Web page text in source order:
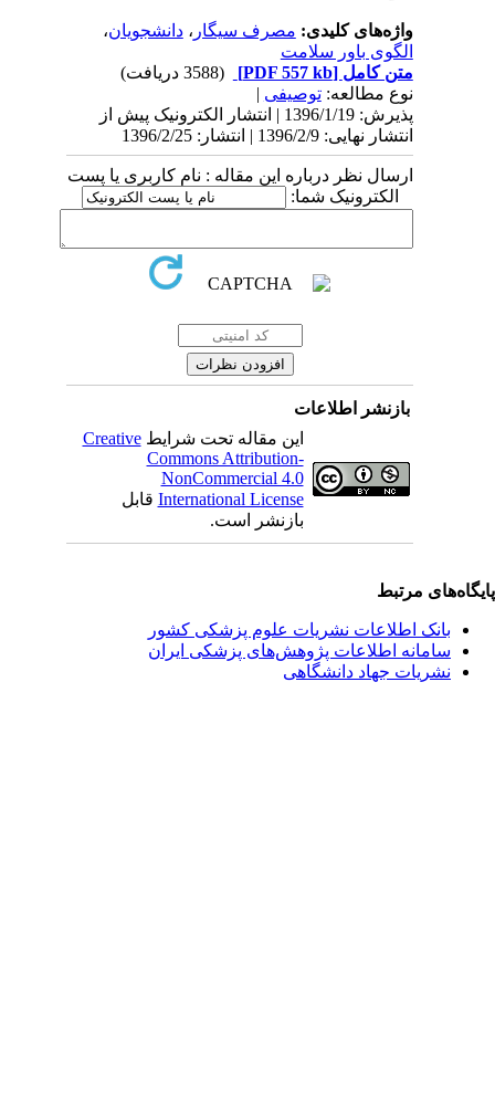
واژه‌های کلیدی:مصرف سیگار، دانشجویان،
الگوی باور سلامت
متن کامل[PDF 557 kb]
نوع مطالعه:توصیفی|
پذیرش: 1396/1/19 | انتشار الکترونیک پیش از
انتشار نهایی: 1396/2/9 | انتشار: 1396/2/25
ارسال نظر درباره این مقاله : نام کاربری یا پست
الکترونیک شما:
بازنشر اطلاعات
این مقاله تحت شرایطCreative
Commons Attribution-
NonCommercial 4.0
International Licenseقابل
بازنشر است.
مرتبط
بانک اطلاعات نشریات علوم پزشکی کشور
سامانه اطلاعات پژوهش‌های پزشکی ایران
نشریات جهاد دانشگاهی